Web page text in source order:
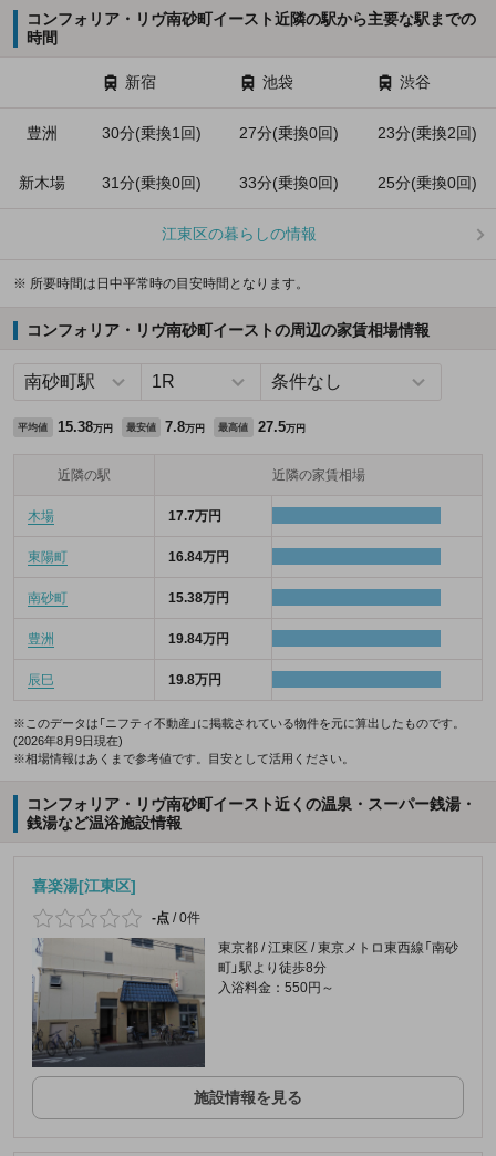
コンフォリア・リヴ南砂町イースト近隣の駅から主要な駅までの
時間
新宿 池袋 渋谷
豊洲 30分(乗換1回) 27分(乗換0回) 23分(乗換2回)
新木場 31分(乗換0回) 33分(乗換0回) 25分(乗換0回)
江東区の暮らしの情報
※ 所要時間は日中平常時の目安時間となります。
コンフォリア・リヴ南砂町イーストの周辺の家賃相場情報
平均値 15.38万円 最安値 7.8万円 最高値 27.5万円
近隣の駅 近隣の家賃相場
木場 17.7万円
東陽町 16.84万円
南砂町 15.38万円
豊洲 19.84万円
辰巳 19.8万円
※このデータは「ニフティ不動産」に掲載されている物件を元に算出したものです。
(2026年8月9日現在)
※相場情報はあくまで参考値です。目安として活用ください。
コンフォリア・リヴ南砂町イースト近くの温泉・スーパー銭湯・
銭湯など温浴施設情報
喜楽湯[江東区]
-点 /0件
東京都 / 江東区 / 東京メトロ東西線「南砂
町」駅より徒歩8分
入浴料金：550円～
施設情報を見る